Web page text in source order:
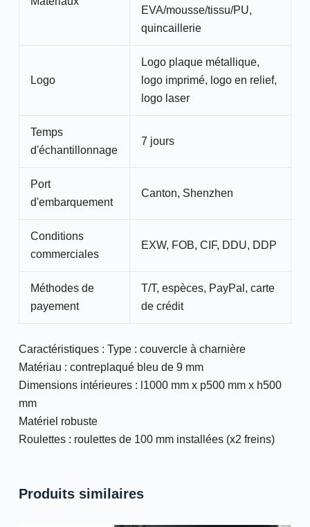
EVA/mousse/tissu/PU,
quincaillerie
Logo
Logo plaque métallique,
logo imprimé, logo en relief,
logo laser
Temps
d'échantillonnage
7 jours
Port
d'embarquement
Canton, Shenzhen
Conditions
commerciales
EXW, FOB, CIF, DDU, DDP
Méthodes de
payement
T/T, espèces, PayPal, carte
de crédit
Caractéristiques : Type : couvercle à charnière
Matériau : contreplaqué bleu de 9 mm
Dimensions intérieures : l1000 mm x p500 mm x h500
mm
Matériel robuste
Roulettes : roulettes de 100 mm installées (x2 freins)
Produits similaires